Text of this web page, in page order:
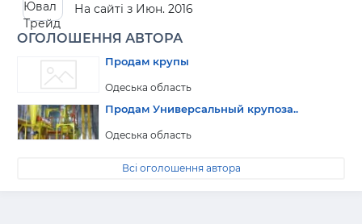
На сайті з Июн. 2016
ОГОЛОШЕННЯ АВТОРА
Продам крупы
Одеська область
Продам Универсальный крупоза..
Одеська область
Всі оголошення автора